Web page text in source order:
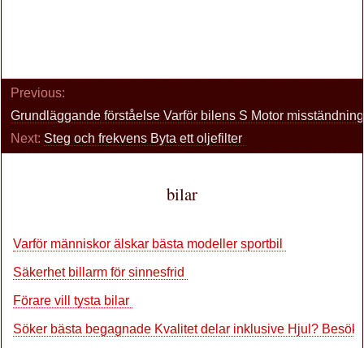
Previous:
Grundläggande förståelse Varför bilens S Motor
Next: Steg och frekvens Byta ett oljefilter
bilar
Varför människor älskar bästa modeller sportbil
Säkerhet billarm för sinnesfrid
Förare vill tysta bilar
Söker bästa begagnade Kvalitet delar inklusive Hjul?